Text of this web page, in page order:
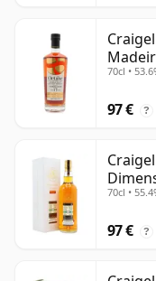
70cl •
97 € ?
2008
70cl •
97 € ?